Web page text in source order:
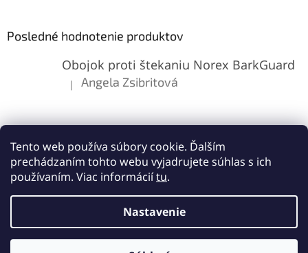
Tento web používa súbory cookie. Ďalším
prechádzaním tohto webu vyjadrujete súhlas s ich
používaním. Viac informáciítu.
Nastavenie
Posledné hodnotenie produktov
Obojok proti štekaniu Norex BarkGuard
Hodnotenie produktu je 5 z 5 hviezdičiek.
| Angela Zsibritová
Vytvoril Shoptet
Copyright 2026Lemes.sk. Všetky práva vyhradené.Upraviť